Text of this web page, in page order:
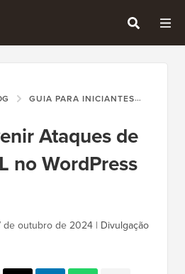
GUIA PARA INICIANTES
Ataques de
no WordPress
de outubro de 2024 | Divulgação